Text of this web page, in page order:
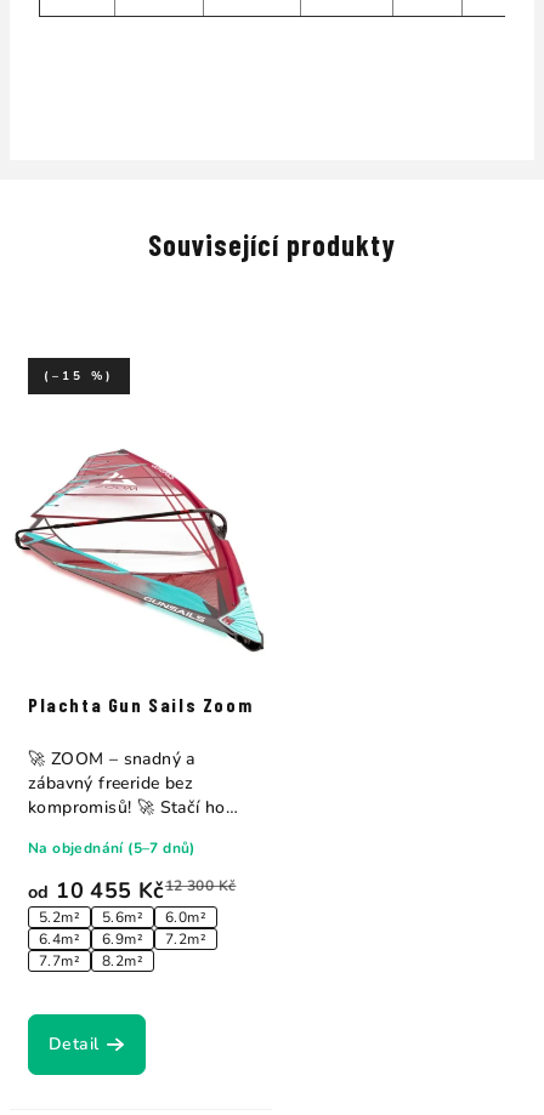
Související produkty
Plachta Gun Sails Zoom
od 10 455 Kč12 300 Kč
(–15 %)
5.2m² 5.6m²
6.0m²
6.4m²
6.9m²
7.2m²
7.7m²
8.2m²
Na objednání (5–7 dnů)
Detail
🚀 ZOOM – snadný a
zábavný freeride bez
kompromisů! 🚀 Stačí ho